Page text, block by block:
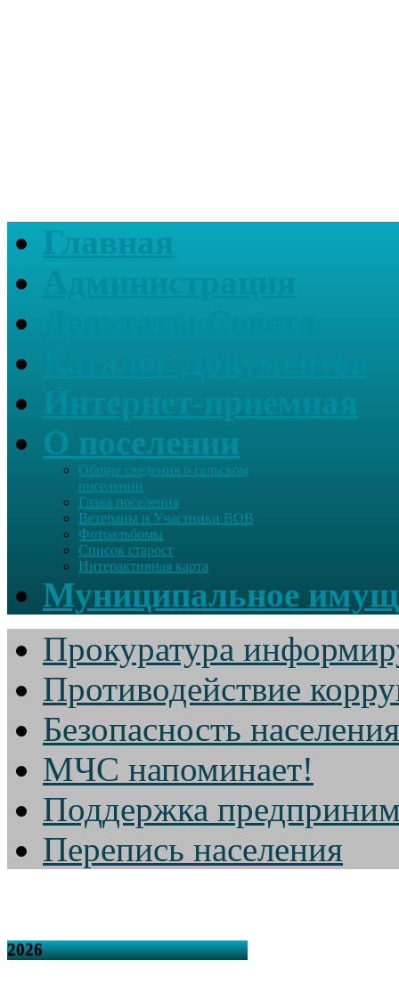
Главная
О поселении
Общие сведения о сельском
поселении
Глава поселения
Ветераны и Участники ВОВ
Фотоальбомы
Список старост
Интерактивная карта
Муниципальное
Прокуратура
Противодействие
Безопасность населения
МЧС напоминает!
Поддержка
Перепись населения
2026